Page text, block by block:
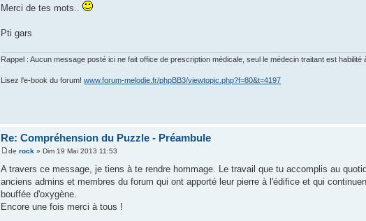
Merci de tes mots..
Pti gars
Rappel : Aucun message posté ici ne fait office de prescription médicale, seul le médecin traitant est
Lisez l'e-book du forum!www.forum-melodie.fr/phpBB3/viewtopic.php?f=80&t=4197
Re: Compréhension du Puzzle - Préambule
derock » Dim 19 Mai 2013 11:53
A travers ce message, je tiens à te rendre hommage. Le travail que tu accomplis au
anciens admins et membres du forum qui ont apporté leur pierre à l'édifice et qui
bouffée d'oxygène.
Encore une fois merci à tous !